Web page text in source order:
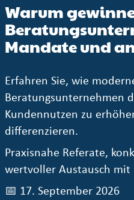
Warum
Mandate und
Erfahren Sie, wie
Beratungsunternehmen
Kundennutzen zu
differenzieren.
Praxisnahe Referate,
wertvoller Austausch mit
📅 17. September 2026